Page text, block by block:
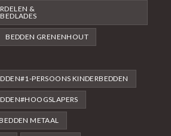
&
BEDDEN GRENENHOUT
PERSOONS KINDERBEDDEN
METAAL